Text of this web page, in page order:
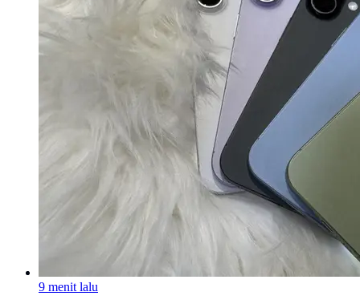
9 menit lalu